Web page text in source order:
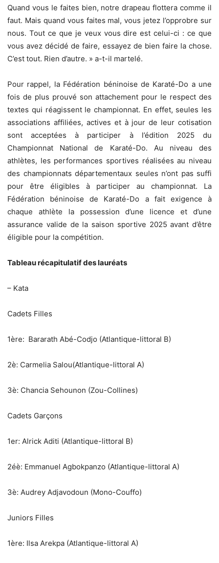
Quand vous le faites bien, notre drapeau flottera comme il
faut. Mais quand vous faites mal, vous jetez l’opprobre sur
nous. Tout ce que je veux vous dire est celui-ci : ce que
vous avez décidé de faire, essayez de bien faire la chose.
C’est tout. Rien d’autre. » a-t-il martelé.
‎Pour rappel, la Fédération béninoise de Karaté-Do a une
fois de plus prouvé son attachement pour le respect des
textes qui réagissent le championnat. En effet, seules les
associations affiliées, actives et à jour de leur cotisation
sont acceptées à participer à l’édition 2025 du
Championnat National de Karaté-Do. Au niveau des
athlètes, les performances sportives réalisées au niveau
des championnats départementaux seules n’ont pas suffi
pour être éligibles à participer au championnat. La
Fédération béninoise de Karaté-Do a fait exigence à
chaque athlète la possession d’une licence et d’une
assurance valide de la saison sportive 2025 avant d’être
éligible pour la compétition.
Tableau récapitulatif des lauréats
– Kata
Cadets Filles
‎1ère: Bararath Abé-Codjo (Atlantique-littoral B)
‎2è: Carmelia Salou(Atlantique-littoral A)
‎3è: Chancia Sehounon (Zou-Collines)
Cadets Garçons
‎1er: Alrick Aditi (Atlantique-littoral B)
‎2éè: Emmanuel Agbokpanzo (Atlantique-littoral A)
‎3è: Audrey Adjavodoun (Mono-Couffo)
Juniors Filles
‎1ère: Ilsa Arekpa (Atlantique-littoral A)